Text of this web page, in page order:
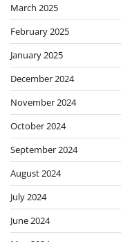
March 2025
February 2025
January 2025
December 2024
November 2024
October 2024
September 2024
August 2024
July 2024
June 2024